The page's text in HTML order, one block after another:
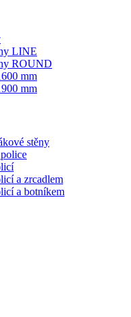
LINE
ROUND
mm
mm
stěny
a zrcadlem
a botníkem